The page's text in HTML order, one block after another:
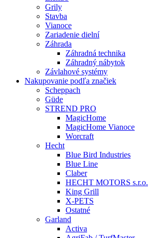
Grily
Stavba
Vianoce
Zariadenie dielní
Záhrada
Záhradná technika
Záhradný nábytok
Závlahové systémy
Nakupovanie podľa značiek
Scheppach
Güde
STREND PRO
MagicHome
MagicHome Vianoce
Worcraft
Hecht
Blue Bird Industries
Blue Line
Claber
HECHT MOTORS s.r.o.
King Grill
X-PETS
Ostatné
Garland
Activa